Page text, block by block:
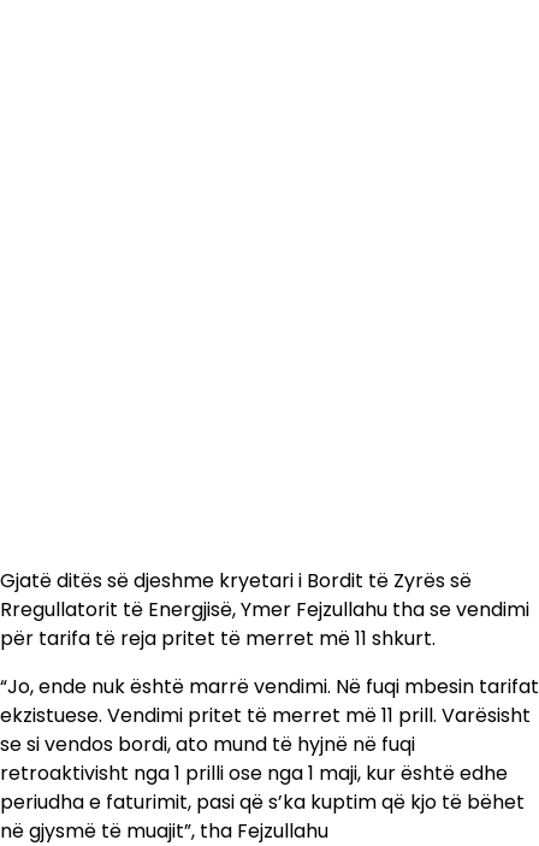
Gjatë ditës së djeshme kryetari i Bordit të Zyrës së
Rregullatorit të Energjisë, Ymer Fejzullahu tha se vendimi
për tarifa të reja pritet të merret më 11 shkurt.
“Jo, ende nuk është marrë vendimi. Në fuqi mbesin tarifat
ekzistuese. Vendimi pritet të merret më 11 prill. Varësisht
se si vendos bordi, ato mund të hyjnë në fuqi
retroaktivisht nga 1 prilli ose nga 1 maji, kur është edhe
periudha e faturimit, pasi që s’ka kuptim që kjo të bëhet
në gjysmë të muajit”, tha Fejzullahu